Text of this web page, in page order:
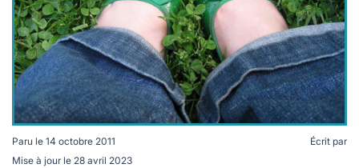
Paru le 14 octobre 2011
Mise à jour le 28 avril 2023
Écrit par